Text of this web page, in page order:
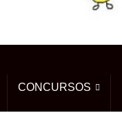
CONCURSOS